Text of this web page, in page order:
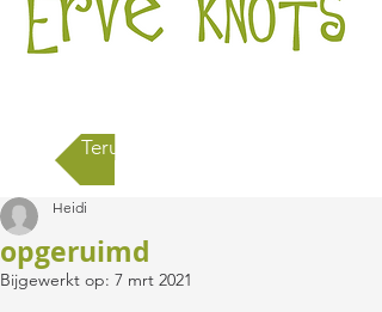
Terug naar alle berichten
opgeruimd
Heidi
Bijgewerkt op: 7 mrt 2021